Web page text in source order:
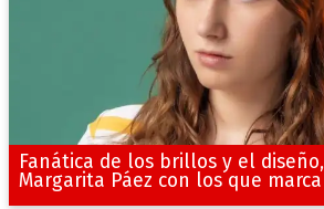
Fanática de los brillos y el
Margarita Páez con los que